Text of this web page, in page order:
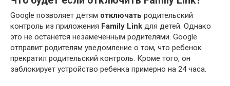
Google позволяет детям отключать родительский
контроль из приложения Family Link для детей. Однако
это не останется незамеченным родителями. Google
отправит родителям уведомление о том, что ребенок
прекратил родительский контроль. Кроме того, он
заблокирует устройство ребенка примерно на 24 часа.